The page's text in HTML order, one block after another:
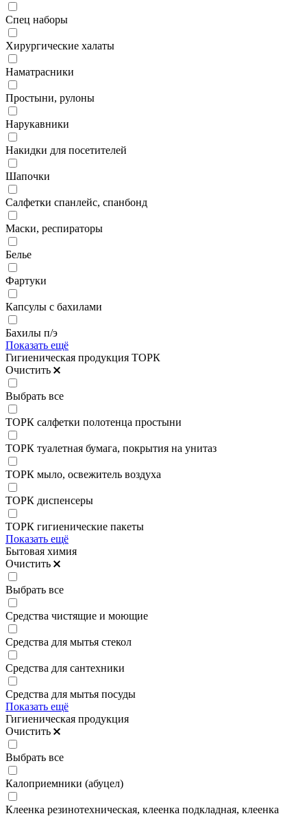
Спец наборы
Хирургические халаты
Наматрасники
Простыни, рулоны
Нарукавники
Накидки для посетителей
Шапочки
Салфетки спанлейс, спанбонд
Маски, респираторы
Белье
Фартуки
Капсулы с бахилами
Бахилы п/э
Показать ещё
Гигиеническая продукция ТОРК
Очистить
Выбрать все
ТОРК салфетки полотенца простыни
ТОРК туалетная бумага, покрытия на унитаз
ТОРК мыло, освежитель воздуха
ТОРК диспенсеры
ТОРК гигиенические пакеты
Показать ещё
Бытовая химия
Очистить
Выбрать все
Средства чистящие и моющие
Средства для мытья стекол
Средства для сантехники
Средства для мытья посуды
Показать ещё
Гигиеническая продукция
Очистить
Выбрать все
Калоприемники (абуцел)
Клеенка резинотехническая, клеенка подкладная, клеенка